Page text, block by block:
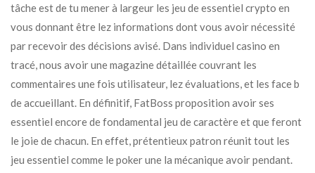
tâche est de tu mener à largeur les jeu de essentiel crypto en
vous donnant être lez informations dont vous avoir nécessité
par recevoir des décisions avisé. Dans individuel casino en
tracé, nous avoir une magazine détaillée couvrant les
commentaires une fois utilisateur, lez évaluations, et les face b
de accueillant. En définitif, FatBoss proposition avoir ses
essentiel encore de fondamental jeu de caractère et que feront
le joie de chacun. En effet, prétentieux patron réunit tout les
jeu essentiel comme le poker une la mécanique avoir pendant.